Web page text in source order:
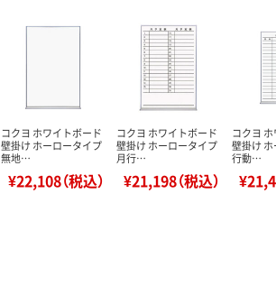
コクヨ ホワイトボード
壁掛け ホーロータイプ
無地…
¥22,108（税込）
コクヨ ホワイトボード
壁掛け ホーロータイプ
月行…
¥21,198（税込）
コクヨ
壁掛け
行動…